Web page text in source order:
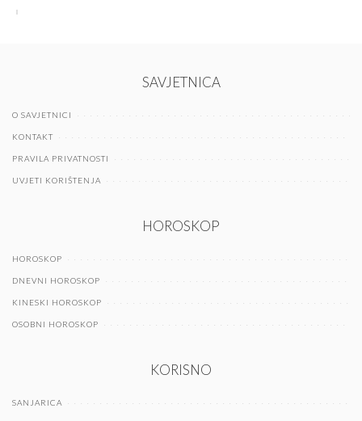
SAVJETNICA
O SAVJETNICI
KONTAKT
PRAVILA PRIVATNOSTI
UVJETI KORIŠTENJA
HOROSKOP
HOROSKOP
DNEVNI HOROSKOP
KINESKI HOROSKOP
OSOBNI HOROSKOP
KORISNO
SANJARICA